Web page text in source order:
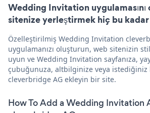
Wedding Invitation
sitenize yerleştirmek hiç bu kadar
Özelleştirilmiş Wedding Invitation
uygulamanızı oluşturun, web sitenizin
uyun ve Wedding Invitation sayfanıza,
çubuğunuza, altbilginize veya
cleverbridge AG ekleyin bir site.
How To Add a Wedding Invitation